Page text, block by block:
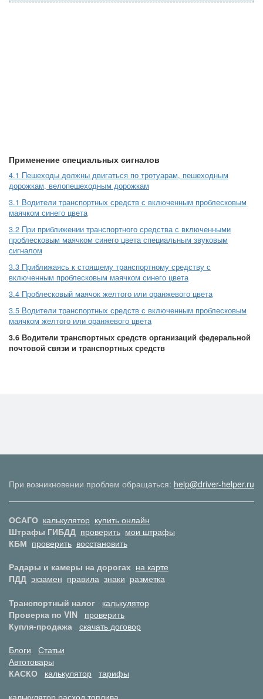
Применение специальных сигналов
4.1 Пешеходы должны двигаться по тротуарам, пешеходным
дорожкам, велопешеходным дорожкам
3.1 Водители транспортных средств с включенным проблесковым
маячком синего цвета
3.2 При приближении транспортного средства с включенными
проблесковым маячком синего цвета специальным звуковым
сигналом
3.3 Приближаясь к стоящему транспортному средству с
включенным проблесковым маячком синего цвета
3.4 Проблесковый маячок желтого или оранжевого цвета
3.5 Водители транспортных средств с включенным проблесковым
маячком желтого или оранжевого цвета
3.6 Водители транспортных средств организаций федеральной
почтовой связи и транспортных средств
При возникновении проблем обращаться: help@driver-helper.ru
ОСАГО калькулятор купить онлайн
Штрафы ГИБДД проверить мои штрафы
КБМ проверить восстановить
Радары и камеры на дорогах на карте
ПДД экзамен правила знаки разметка
Транспортный налог
калькулятор
Проверка по VIN
проверить
Купля-продажа скачать договор
Блоги
Статьи
Автотовары
КАСКО
калькулятор тарифы
калькулятор расход топлива